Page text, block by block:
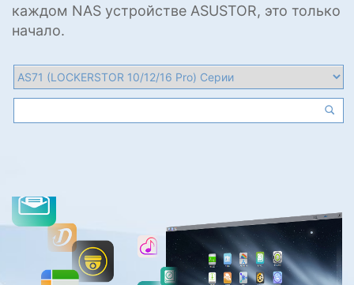
каждом NAS устройстве ASUSTOR, это только
начало.